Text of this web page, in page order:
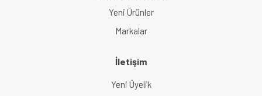
Yeni Ürünler
Markalar
İletişim
Yeni Üyelik